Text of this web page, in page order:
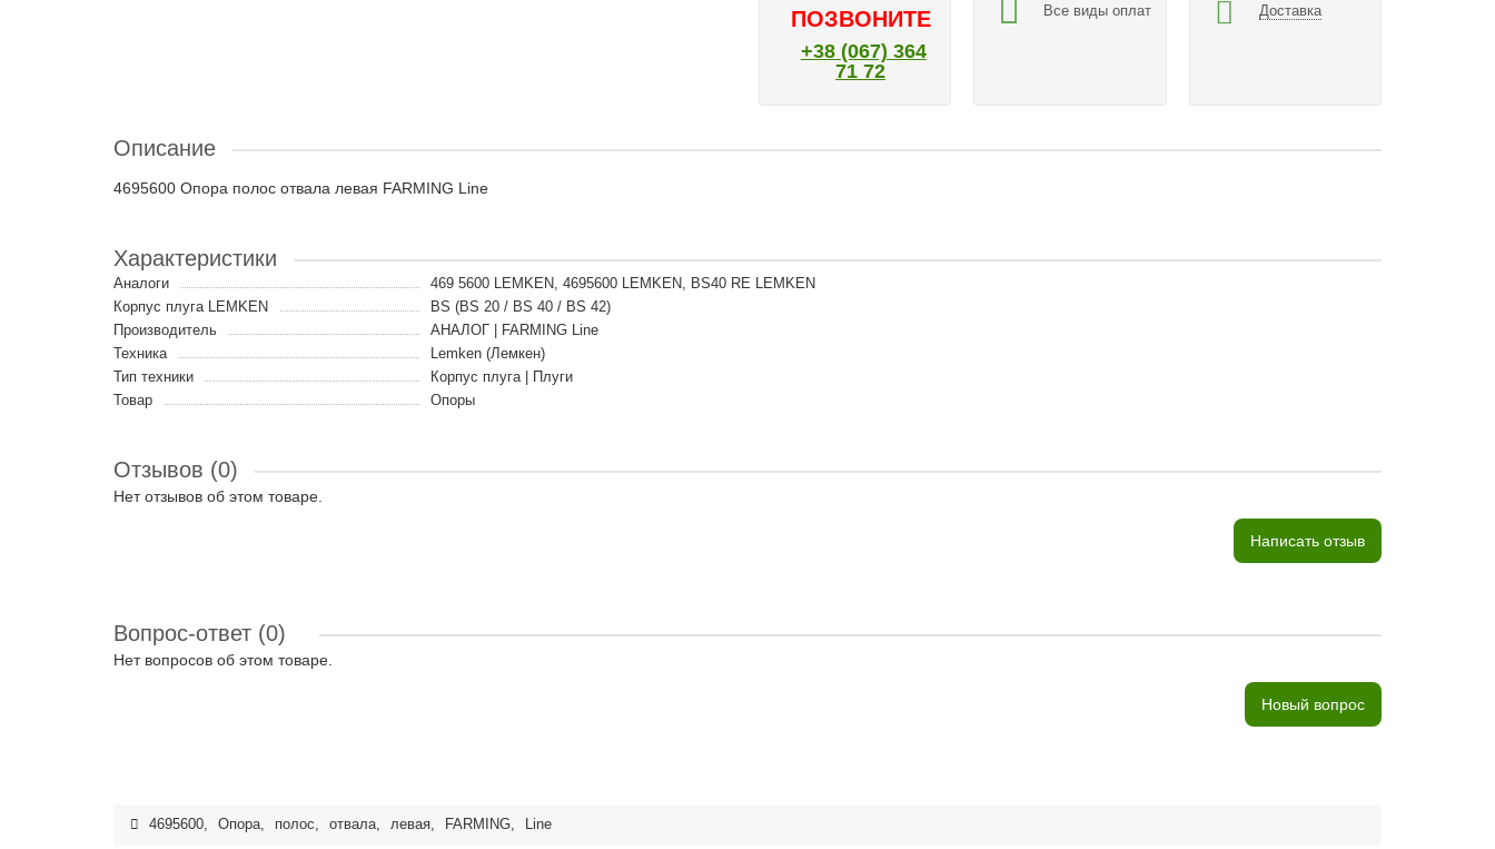
ПОЗВОНИТЕ
+38 (067) 364
71 72
Все виды оплат Доставка
Описание
4695600 Опора полос отвала левая FARMING Line
Характеристики
Аналоги
469 5600 LEMKEN, 4695600 LEMKEN, BS40 RE LEMKEN
Корпус плуга LEMKEN
BS (BS 20 / BS 40 / BS 42)
Производитель
АНАЛОГ | FARMING Line
Техника
Lemken (Лемкен)
Тип техники
Корпус плуга | Плуги
Товар
Опоры
Отзывов (0)
Нет отзывов об этом товаре.
Написать отзыв
Вопрос-ответ (0)
Нет вопросов об этом товаре.
Новый вопрос
4695600, Опора, полос, отвала, левая, FARMING, Line